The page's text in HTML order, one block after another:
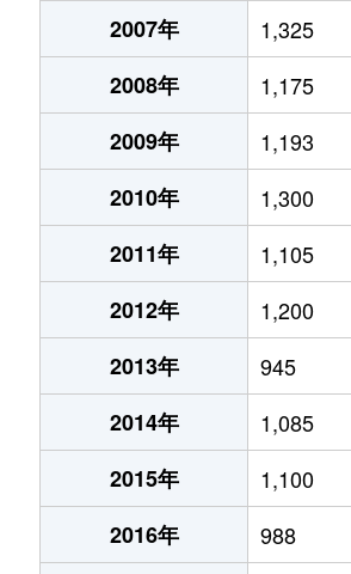
2007年
1,325
2008年
1,175
2009年
1,193
2010年
1,300
2011年
1,105
2012年
1,200
2013年
945
2014年
1,085
2015年
1,100
2016年
988